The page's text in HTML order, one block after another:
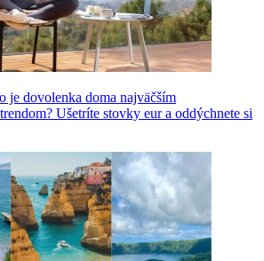
je dovolenka doma najväčším
Ušetríte stovky eur a oddýchnete si